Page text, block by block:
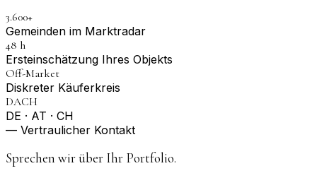
3.600+
Gemeinden im Marktradar
48 h
Erst­einschätzung Ihres Objekts
Off-Market
Diskreter Käuferkreis
DACH
DE · AT · CH
— Vertraulicher Kontakt
Sprechen wir über Ihr Portfolio.